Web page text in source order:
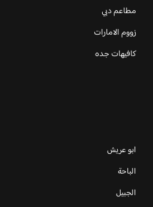
مطاعم دبي
زووم الامارات
كافيهات جده
ابو عريش
الباحة
الجبيل